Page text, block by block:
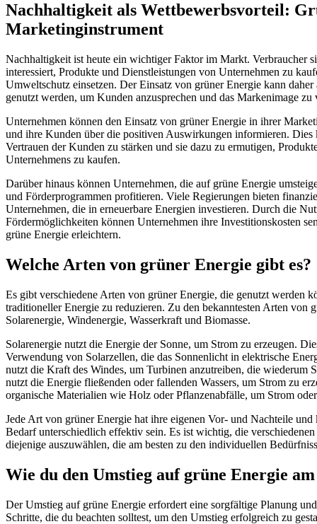
Nachhaltigkeit als Wettbewerbsvorteil:
Marketinginstrument
Nachhaltigkeit ist heute ein wichtiger Faktor im Markt. Verbraucher
interessiert, Produkte und Dienstleistungen von Unternehmen zu
Umweltschutz einsetzen. Der Einsatz von grüner Energie kann
genutzt werden, um Kunden anzusprechen und das Markenimage zu
Unternehmen können den Einsatz von grüner Energie in ihrer
und ihre Kunden über die positiven Auswirkungen informieren. Dies
Vertrauen der Kunden zu stärken und sie dazu zu ermutigen,
Unternehmens zu kaufen.
Darüber hinaus können Unternehmen, die auf grüne Energie
und Förderprogrammen profitieren. Viele Regierungen bieten
Unternehmen, die in erneuerbare Energien investieren. Durch die
Fördermöglichkeiten können Unternehmen ihre Investitionskosten
grüne Energie erleichtern.
Welche Arten von grüner Energie gibt es?
Es gibt verschiedene Arten von grüner Energie, die genutzt werden
traditioneller Energie zu reduzieren. Zu den bekanntesten Arten von
Solarenergie, Windenergie, Wasserkraft und Biomasse.
Solarenergie nutzt die Energie der Sonne, um Strom zu erzeugen.
Verwendung von Solarzellen, die das Sonnenlicht in elektrische
nutzt die Kraft des Windes, um Turbinen anzutreiben, die wiederum
nutzt die Energie fließenden oder fallenden Wassers, um Strom zu
organische Materialien wie Holz oder Pflanzenabfälle, um Strom
Jede Art von grüner Energie hat ihre eigenen Vor- und Nachteile und
Bedarf unterschiedlich effektiv sein. Es ist wichtig, die
diejenige auszuwählen, die am besten zu den individuellen
Wie du den Umstieg auf grüne Energie
Der Umstieg auf grüne Energie erfordert eine sorgfältige Planung
Schritte, die du beachten solltest, um den Umstieg erfolgreich zu